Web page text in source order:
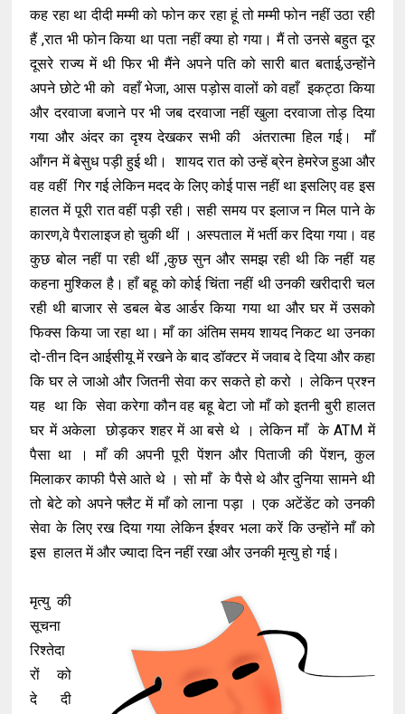
कह रहा था दीदी मम्मी को फोन कर रहा हूं तो मम्मी फोन नहीं उठा रही
हैं ,रात भी फोन किया था पता नहीं क्या हो गया। मैं तो उनसे बहुत दूर
दूसरे राज्य में थी फिर भी मैंने अपने पति को सारी बात बताई,उन्होंने
अपने छोटे भी को वहाँ भेजा, आस पड़ोस वालों को वहाँ इकट्ठा किया
और दरवाजा बजाने पर भी जब दरवाजा नहीं खुला दरवाजा तोड़ दिया
गया और अंदर का दृश्य देखकर सभी की अंतरात्मा हिल गई। माँ
आँगन में बेसुध पड़ी हुई थी। शायद रात को उन्हें ब्रेन हेमरेज हुआ और
वह वहीं गिर गई लेकिन मदद के लिए कोई पास नहीं था इसलिए वह इस
हालत में पूरी रात वहीं पड़ी रही। सही समय पर इलाज न मिल पाने के
कारण,वे पैरालाइज हो चुकी थीं । अस्पताल में भर्ती कर दिया गया। वह
कुछ बोल नहीं पा रही थीं ,कुछ सुन और समझ रही थी कि नहीं यह
कहना मुश्किल है। हाँ बहू को कोई चिंता नहीं थी उनकी खरीदारी चल
रही थी बाजार से डबल बेड आर्डर किया गया था और घर में उसको
फिक्स किया जा रहा था। माँ का अंतिम समय शायद निकट था उनका
दो-तीन दिन आईसीयू में रखने के बाद डॉक्टर में जवाब दे दिया और कहा
कि घर ले जाओ और जितनी सेवा कर सकते हो करो । लेकिन प्रश्न
यह था कि सेवा करेगा कौन वह बहू बेटा जो माँ को इतनी बुरी हालत
घर में अकेला छोड़कर शहर में आ बसे थे । लेकिन माँ के ATM में
पैसा था । माँ की अपनी पूरी पेंशन और पिताजी की पेंशन, कुल
मिलाकर काफी पैसे आते थे । सो माँ के पैसे थे और दुनिया सामने थी
तो बेटे को अपने फ्लैट में माँ को लाना पड़ा । एक अटेंडेंट को उनकी
सेवा के लिए रख दिया गया लेकिन ईश्वर भला करें कि उन्होंने माँ को
इस हालत में और ज्यादा दिन नहीं रखा और उनकी मृत्यु हो गई।
मृत्यु की
सूचना
रिश्तेदा
रों को
दे दी